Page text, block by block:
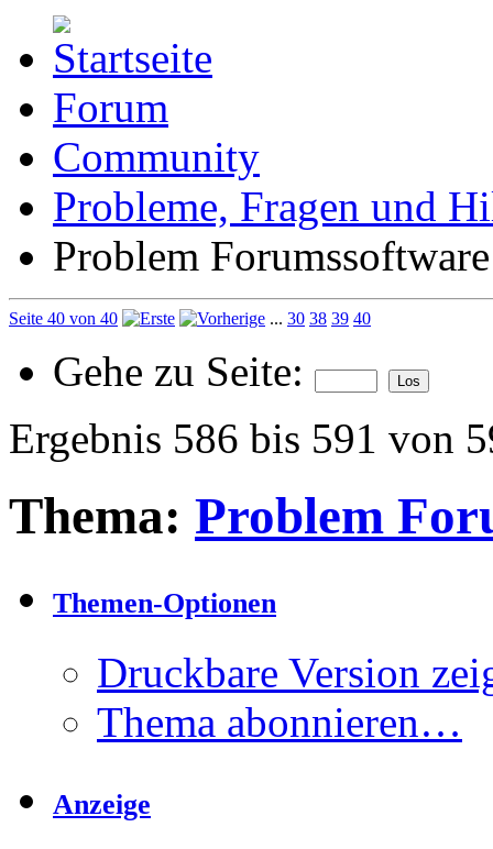
Forum
Community
Probleme, Fragen und
Problem Forumssoftware
Seite 40 von 40 ... 30 38 39 40
Gehe zu Seite:
Ergebnis 586 bis 591 von
Thema: Problem
Themen-Optionen
Druckbare Version
Thema abonnieren…
Anzeige